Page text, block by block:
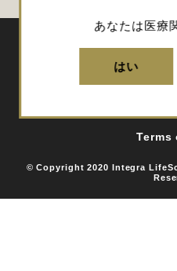
あなたは医療
はい
Terms
© Copyright 2020 Integra